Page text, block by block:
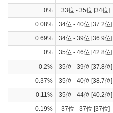
0%
33位 - 35位 [34位]
0.08%
34位 - 40位 [37.2位]
0.69%
34位 - 39位 [36.9位]
0%
35位 - 46位 [42.8位]
0.2%
35位 - 39位 [37.8位]
0.37%
35位 - 40位 [38.7位]
0.11%
35位 - 44位 [40.2位]
0.19%
37位 - 37位 [37位]